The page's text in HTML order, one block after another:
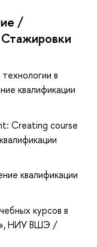
/
в
квалификации
Creating course
квалификации
курсов в
, НИУ ВШЭ /